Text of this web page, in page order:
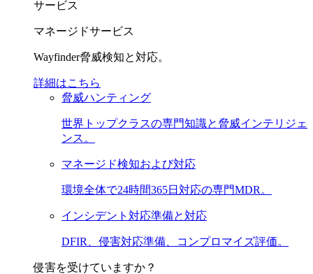
サービス
マネージドサービス
Wayfinder脅威検知と対応。
詳細はこちら
脅威ハンティング
世界トップクラスの専門知識と脅威インテリジェ
ンス。
マネージド検知および対応
環境全体で24時間365日対応の専門MDR。
インシデント対応準備と対応
DFIR、侵害対応準備、コンプロマイズ評価。
侵害を受けていますか？